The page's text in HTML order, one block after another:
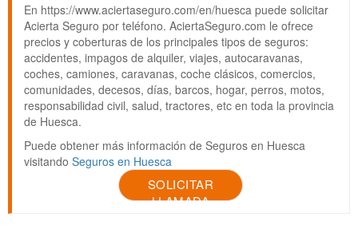
En https://www.aciertaseguro.com/en/huesca puede solicitar
Acierta Seguro por teléfono. AciertaSeguro.com le ofrece
precios y coberturas de los principales tipos de seguros:
accidentes, impagos de alquiler, viajes, autocaravanas,
coches, camiones, caravanas, coche clásicos, comercios,
comunidades, decesos, días, barcos, hogar, perros, motos,
responsabilidad civil, salud, tractores, etc en toda la provincia
de Huesca.
Puede obtener más información de Seguros en Huesca
visitando Seguros en Huesca
SOLICITAR
LLAMADA